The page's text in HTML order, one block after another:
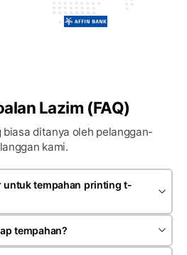
Lazim (FAQ)
ditanya oleh pelanggan-
kami.
untuk tempahan printing t-
kepada jenis produk dan teknik
tempahan bermula
untuk satu design.
tempahan?
siap dalam anggaran 7 hingga 14